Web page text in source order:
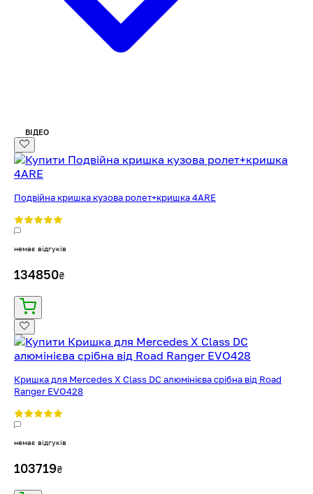
ВІДЕО
Подвійна кришка кузова ролет+кришка 4ARE
немає відгуків
134850₴
Кришка для Mercedes X Class DC алюмінієва срібна від Road
Ranger EVO428
немає відгуків
103719₴